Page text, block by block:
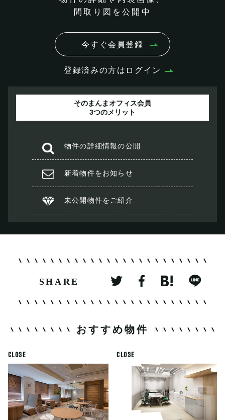
間取り図を公開中
今すぐ会員登録
登録済みの方はログイン
そのまんまオフィス会員
3つのメリット
物件の詳細情報の公開
新着物件をお知らせ
未公開物件を ご紹介
SHARE
おすすめ物件
CLOSE CLOSE